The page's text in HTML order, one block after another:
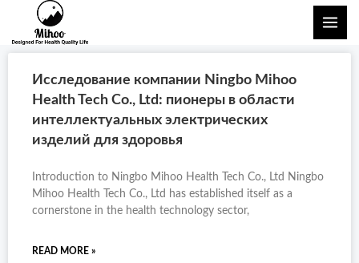
Перейти
содержимому
Исследование компании Ningbo Mihoo
Health Tech Co., Ltd: пионеры в области
интеллектуальных электрических
изделий для здоровья
Introduction to Ningbo Mihoo Health Tech Co., Ltd Ningbo
Mihoo Health Tech Co., Ltd has established itself as a
cornerstone in the health technology sector,
READ MORE »